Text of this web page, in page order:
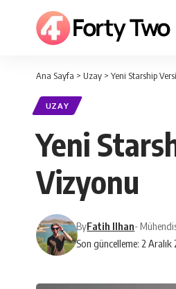
Ana Sayfa > Uzay > Yeni Starship
UZAY
Yeni
Vizyonu
Son güncelleme: 2
ByFatih Ilhan-